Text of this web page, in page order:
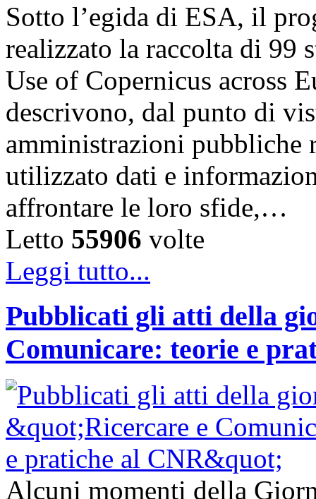
Sotto l’egida di ESA, il
realizzato la raccolta di 99
Use of Copernicus across
descrivono, dal punto di
amministrazioni pubbliche
utilizzato dati e
affrontare le loro sfide,…
Letto 55906 volte
Leggi tutto...
Pubblicati gli atti della
Comunicare: teorie e
Alcuni momenti della